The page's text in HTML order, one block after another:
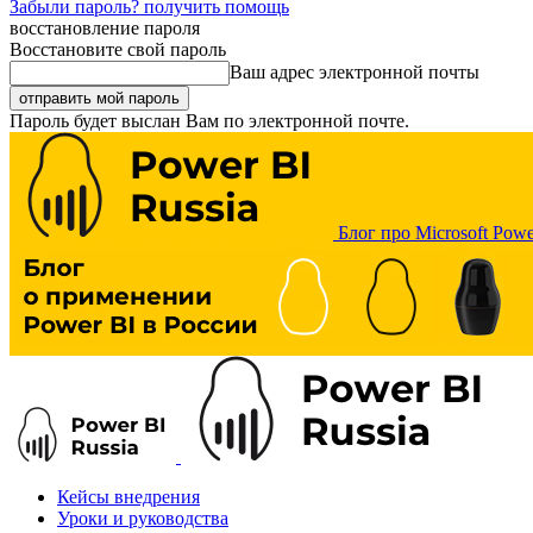
Забыли пароль? получить помощь
восстановление пароля
Восстановите свой пароль
Ваш адрес электронной почты
Пароль будет выслан Вам по электронной почте.
Блог про Microsoft
Кейсы внедрения
Уроки и руководства